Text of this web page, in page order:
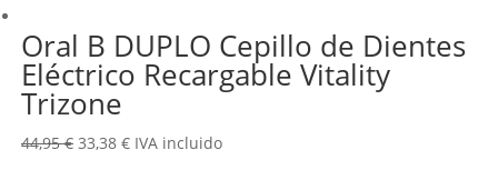
Oral B DUPLO Cepillo de Dientes
Eléctrico Recargable Vitality
Trizone
44,95€ El
33,38 €ElIVA incluido